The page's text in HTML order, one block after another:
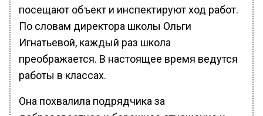
посещают объект и инспектируют ход работ.
По словам директора школы Ольги
Игнатьевой, каждый раз школа
преображается. В настоящее время ведутся
работы в классах.
Она похвалила подрядчика за